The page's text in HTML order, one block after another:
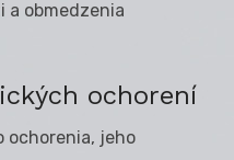
a obmedzenia
ochorení
ochorenia, jeho